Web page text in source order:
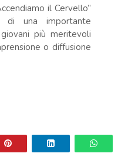
il Cervello”
di una importante
più meritevoli
o diffusione